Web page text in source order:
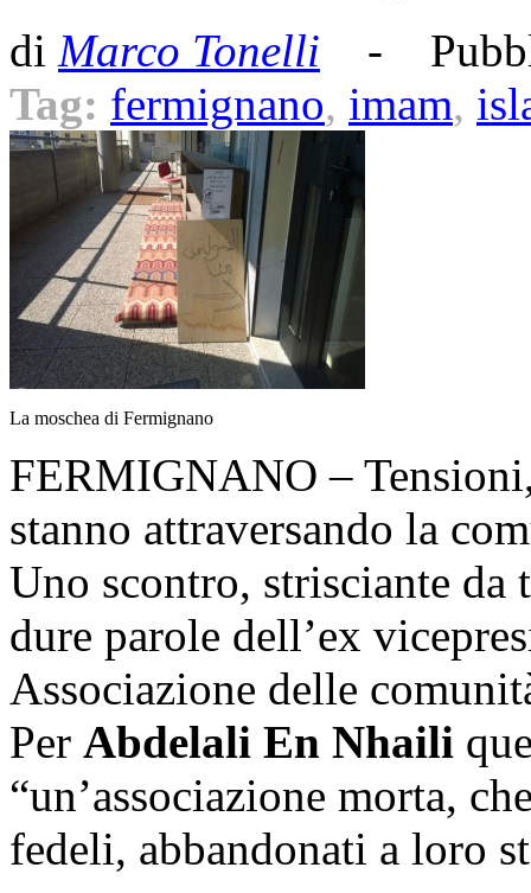
di Marco Tonelli -
Tag: fermignano, imam,
La moschea di Fermignano
FERMIGNANO –
stanno attraversando la
Uno scontro, strisciante da
dure parole dell’ex
Associazione delle
Per Abdelali En Nhaili
“un’associazione morta,
fedeli, abbandonati a loro